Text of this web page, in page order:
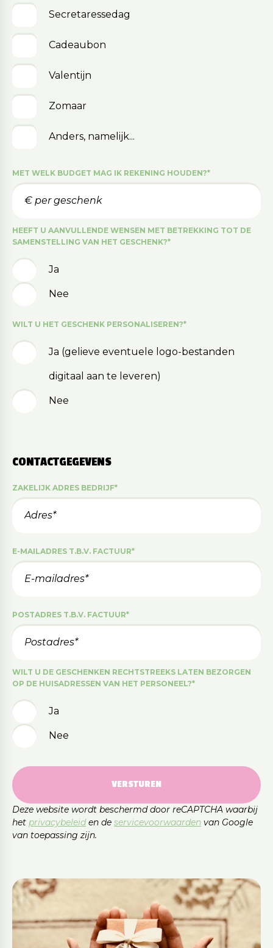
Secretaressedag
Cadeaubon
Valentijn
Zomaar
Anders, namelijk...
MET WELK BUDGET MAG IK REKENING HOUDEN?*
HEEFT U AANVULLENDE WENSEN MET BETREKKING TOT DE
SAMENSTELLING VAN HET GESCHENK?*
Ja
Nee
WILT U HET GESCHENK PERSONALISEREN?*
Ja (gelieve eventuele logo-bestanden
digitaal aan te leveren)
Nee
CONTACTGEGEVENS
ZAKELIJK ADRES BEDRIJF*
E-MAILADRES T.B.V. FACTUUR*
POSTADRES T.B.V. FACTUUR*
WILT U DE GESCHENKEN RECHTSTREEKS LATEN BEZORGEN
OP DE HUISADRESSEN VAN HET PERSONEEL?*
Ja
Nee
VERSTUREN
Deze website wordt beschermd door reCAPTCHA waarbij
het privacybeleiden de servicevoorwaarden van Google
van toepassing zijn.